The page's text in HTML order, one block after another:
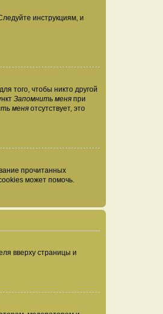
Следуйте инструкциям, и
того, чтобы никто другой
Запомнить меня при
меня отсутствует, это
прочитанных
может помочь.
вверху страницы и